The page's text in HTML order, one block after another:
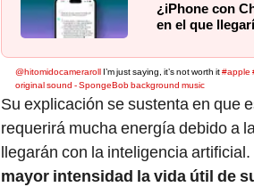
¿iPhone con
en el que
@hitomidocameraroll I’m just saying, it’s not worth it#apple
original sound - SpongeBob background music
Su explicación se sustenta en que
requerirá mucha energía debido a
llegarán con la inteligencia artificial.
mayor intensidad la vida útil de